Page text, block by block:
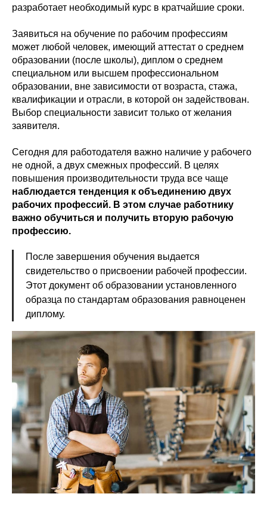
разработает необходимый курс в кратчайшие сроки.
Заявиться на обучение по рабочим профессиям
может любой человек, имеющий аттестат о среднем
образовании (после школы), диплом о среднем
специальном или высшем профессиональном
образовании, вне зависимости от возраста, стажа,
квалификации и отрасли, в которой он задействован.
Выбор специальности зависит только от желания
заявителя.
Сегодня для работодателя важно наличие у рабочего
не одной, а двух смежных профессий. В целях
повышения производительности труда все чаще
наблюдается тенденция к объединению двух
рабочих профессий. В этом случае работнику
важно обучиться и получить вторую рабочую
профессию.
После завершения обучения выдается
свидетельство о присвоении рабочей профессии.
Этот документ об образовании установленного
образца по стандартам образования равноценен
диплому.